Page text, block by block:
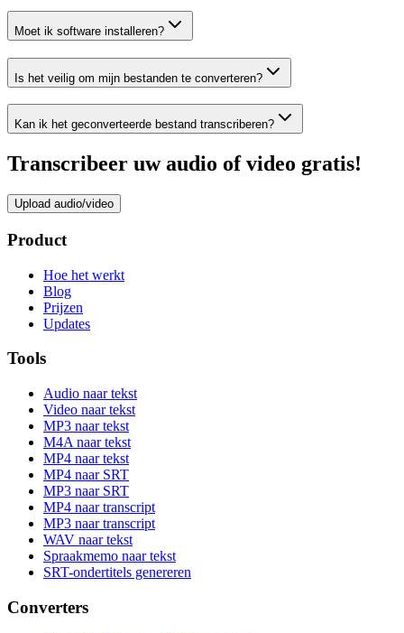
Moet ik software installeren?
Is het veilig om mijn bestanden te converteren?
Kan ik het geconverteerde bestand transcriberen?
Transcribeer uw audio of video gratis!
Upload audio/video
Product
Hoe het werkt
Blog
Prijzen
Updates
Tools
Audio naar tekst
Video naar tekst
MP3 naar tekst
M4A naar tekst
MP4 naar tekst
MP4 naar SRT
MP3 naar SRT
MP4 naar transcript
MP3 naar transcript
WAV naar tekst
Spraakmemo naar tekst
SRT-ondertitels genereren
Converters